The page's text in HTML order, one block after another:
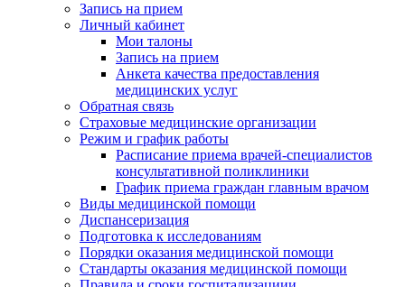
Запись на прием
Личный кабинет
Мои талоны
Запись на прием
Анкета качества предоставления
медицинских услуг
Обратная связь
Страховые медицинские организации
Режим и график работы
Расписание приема врачей-специалистов
консультативной поликлиники
График приема граждан главным врачом
Виды медицинской помощи
Диспансеризация
Подготовка к исследованиям
Порядки оказания медицинской помощи
Стандарты оказания медицинской помощи